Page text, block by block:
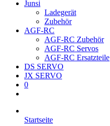
Junsi
Ladegerät
Zubehör
AGF-RC
AGF-RC Zubehör
AGF-RC Servos
AGF-RC Ersatzteile
DS SERVO
JX SERVO
0
Startseite